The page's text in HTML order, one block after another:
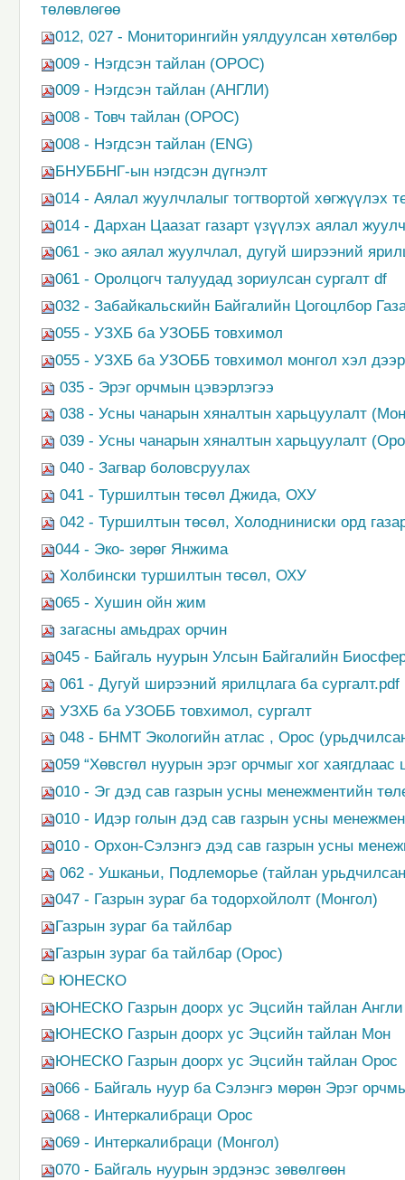
төлөвлөгөө
012, 027 - Мониторингийн уялдуулсан хөтөлбөр
009 - Нэгдсэн тайлан (ОРОС)
009 - Нэгдсэн тайлан (АНГЛИ)
008 - Товч тайлан (ОРОС)
008 - Нэгдсэн тайлан (ENG)
БНУББНГ-ын нэгдсэн дүгнэлт
014 - Аялал жуулчлалыг тогтвортой хөгжүүлэх
014 - Дархан Цаазат газарт үзүүлэх аялал
061 - эко аялал жуулчлал, дугуй ширээний
061 - Оролцогч талуудад зориулсан сургалт df
032 - Забайкальскийн Байгалийн Цогоцлбор
055 - УЗХБ ба УЗОББ товхимол
055 - УЗХБ ба УЗОББ товхимол монгол хэл дээр
035 - Эрэг орчмын цэвэрлэгээ
038 - Усны чанарын хяналтын харьцуулалт
039 - Усны чанарын хяналтын харьцуулалт
040 - Загвар боловсруулах
041 - Туршилтын төсөл Джида, ОХУ
042 - Туршилтын төсөл, Холодниниски орд
044 - Эко- зөрөг Янжима
Холбински туршилтын төсөл, ОХУ
065 - Хушин ойн жим
загасны амьдрах орчин
045 - Байгаль нуурын Улсын Байгалийн
061 - Дугуй ширээний ярилцлага ба сургалт.pdf
УЗХБ ба УЗОББ товхимол, сургалт
048 - БНМТ Экологийн атлас , Орос
059 “Хөвсгөл нуурын эрэг орчмыг хог хаягдлаас
010 - Эг дэд сав газрын усны менежментийн
010 - Идэр голын дэд сав газрын усны
010 - Орхон-Сэлэнгэ дэд сав газрын усны
062 - Ушканьи, Подлеморье (тайлан
047 - Газрын зураг ба тодорхойлолт (Mонгол)
Газрын зураг ба тайлбар
Газрын зураг ба тайлбар (Орос)
ЮНЕСКО
ЮНЕСКО Газрын доорх ус Эцсийн тайлан Англи
ЮНЕСКО Газрын доорх ус Эцсийн тайлан Мон
ЮНЕСКО Газрын доорх ус Эцсийн тайлан Орос
066 - Байгаль нуур ба Сэлэнгэ мөрөн Эрэг
068 - Интеркалибраци Орос
069 - Интеркалибраци (Монгол)
070 - Байгаль нуурын эрдэнэс зөвөлгөөн